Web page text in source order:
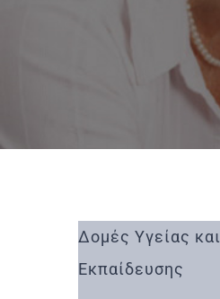
Δομές Υγείας και
Εκπαίδευσης